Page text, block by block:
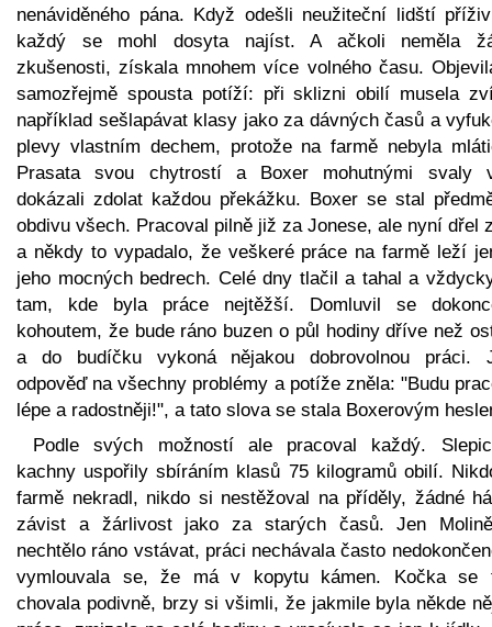
nenáviděného pána. Když odešli neužiteční lidští
každý se mohl dosyta najíst. A ačkoli neměla
zkušenosti, získala mnohem více volného času.
samozřejmě spousta potíží: při sklizni obilí musela
například sešlapávat klasy jako za dávných časů a
plevy vlastním dechem, protože na farmě nebyla
Prasata svou chytrostí a Boxer mohutnými svaly
dokázali zdolat každou překážku. Boxer se stal
obdivu všech. Pracoval pilně již za Jonese, ale nyní dřel
a někdy to vypadalo, že veškeré práce na farmě leží
jeho mocných bedrech. Celé dny tlačil a tahal a
tam, kde byla práce nejtěžší. Domluvil se
kohoutem, že bude ráno buzen o půl hodiny dříve než
a do budíčku vykoná nějakou dobrovolnou práci.
odpověď na všechny problémy a potíže zněla: "Budu
lépe a radostněji!", a tato slova se stala Boxerovým
Podle svých možností ale pracoval každý.
kachny uspořily sbíráním klasů 75 kilogramů obilí.
farmě nekradl, nikdo si nestěžoval na příděly, žádné
závist a žárlivost jako za starých časů. Jen
nechtělo ráno vstávat, práci nechávala často
vymlouvala se, že má v kopytu kámen. Kočka se
chovala podivně, brzy si všimli, že jakmile byla někde